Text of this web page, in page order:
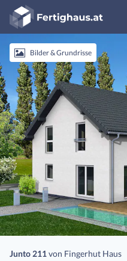
Fertighaus
Logo
AnmeldenBilder & Grundrisse
Junto 211von Fingerhut Haus